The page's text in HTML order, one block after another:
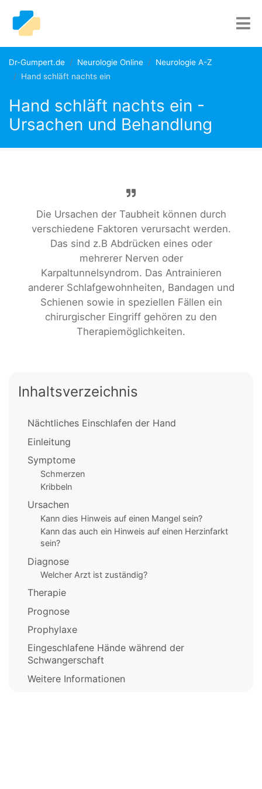
Dr-Gumpert.de Neurologie Online
Neurologie A-Z
Hand schläft nachts ein
Hand schläft nachts ein -
Ursachen und Behandlung
Die Ursachen der Taubheit können durch
verschiedene Faktoren verursacht werden.
Das sind z.B Abdrücken eines oder
mehrerer Nerven oder
Karpaltunnelsyndrom. Das Antrainieren
anderer Schlafgewohnheiten, Bandagen und
Schienen sowie in speziellen Fällen ein
chirurgischer Eingriff gehören zu den
Therapiemöglichkeiten.
Inhaltsverzeichnis
Nächtliches Einschlafen der Hand
Einleitung
Symptome
Schmerzen
Kribbeln
Ursachen
Kann dies Hinweis auf einen Mangel sein?
Kann das auch ein Hinweis auf einen Herzinfarkt
sein?
Diagnose
Welcher Arzt ist zuständig?
Therapie
Prognose
Prophylaxe
Eingeschlafene Hände während der
Schwangerschaft
Weitere Informationen